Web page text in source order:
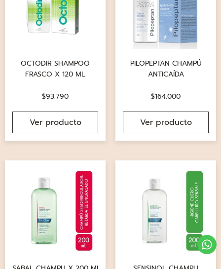
OCTODIR SHAMPOO
FRASCO X 120 ML
$93.790
Ver producto
PILOPEPTAN CHAMPÚ
ANTICAÍDA
$164.000
Ver producto